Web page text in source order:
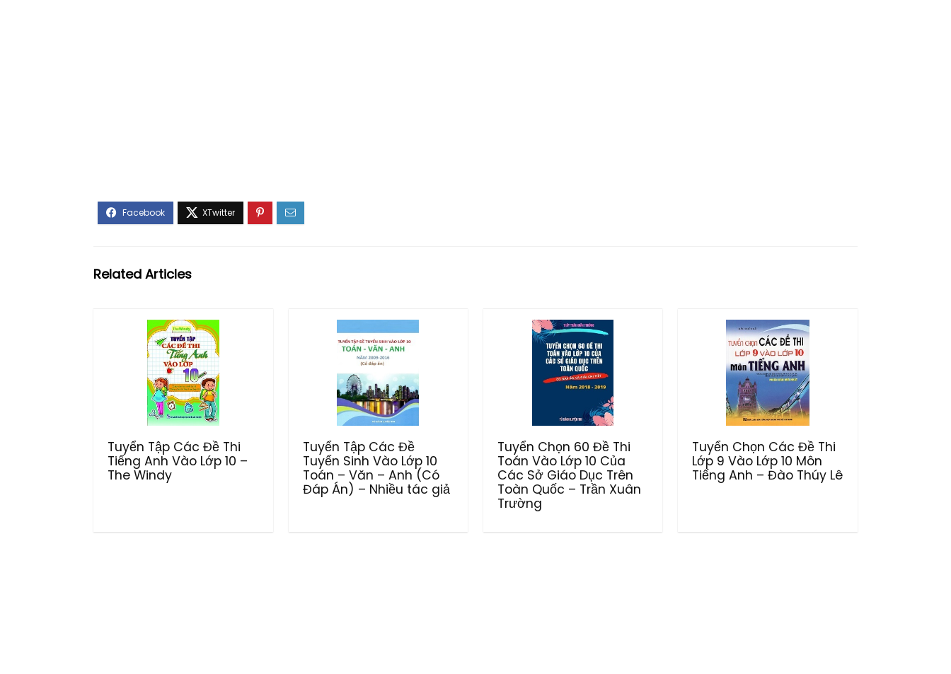
Related Articles
Tuyển Tập Các Đề Thi
Tiếng Anh Vào Lớp 10 –
The Windy
Tuyển Tập Các Đề
Tuyển Sinh Vào Lớp 10
Toán – Văn – Anh (Có
Đáp Án) – Nhiều tác giả
Tuyển Chọn 60 Đề Thi
Toán Vào Lớp 10 Của
Các Sở Giáo Dục Trên
Toàn Quốc – Trần Xuân
Trường
Tuyển Chọn Các Đề Thi
Lớp 9 Vào Lớp 10 Môn
Tiếng Anh – Đào Thúy Lê